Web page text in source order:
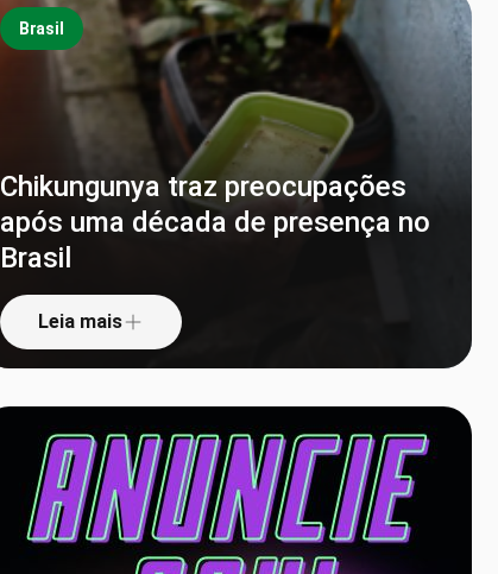
Brasil
Chikungunya traz preocupações
após uma década de presença no
Brasil
Leia mais